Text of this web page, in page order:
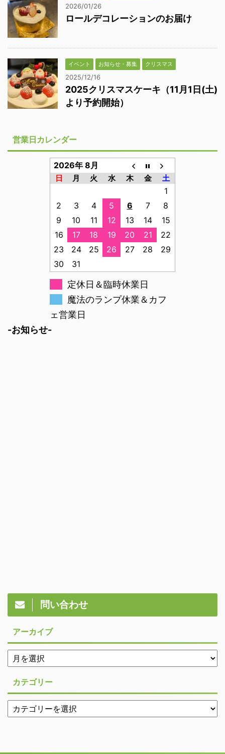
2026/01/26
ロールデコレーションのお届け
イベント お知らせ・募集 クリスマス
2025/12/16
2025クリスマスケーキ（11月1日(土)
より予約開始）
営業日カレンダー
2026年 8月
日 月 火 水 木 金 土
1
2
3 4 5 6 7
8
9
10 11 12 13 14
15
16
17 18 19 20 21
22
23
24 25 26 27 28
29
30
31
定休日＆臨時休業日
魔法のランプ休業＆カフ
ェ営業日
-お知らせ-
問い合わせ
アーカイブ
カテゴリー